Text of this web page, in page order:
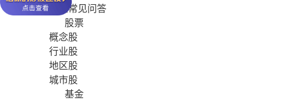
基金常见问答
股票
概念股
行业股
地区股
城市股
基金